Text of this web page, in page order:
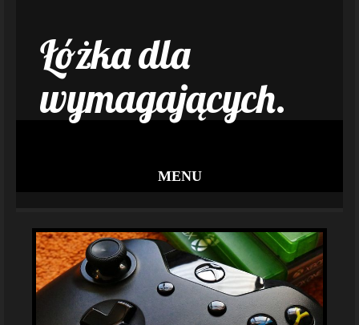
Łóżka dla
wymagających.
MENU